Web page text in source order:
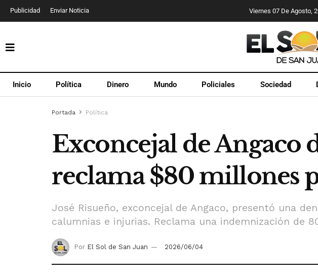
Publicidad Enviar Noticia Viernes 07 De Agosto,
Inicio Política Dinero Mundo Policiales Sociedad
Portada Política
Exconcejal de Angaco
reclama $80 millones
José Risueño, exconcejal de Angaco, presentó una
calumnias e injurias. Reclama una indemnización de
Por El Sol de San Juan 2026/06/04